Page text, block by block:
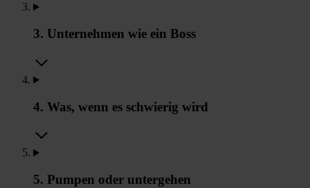
3. Unternehmen wie ein Boss
4. Was, wenn es schwierig wird
5. Pumpen oder untergehen